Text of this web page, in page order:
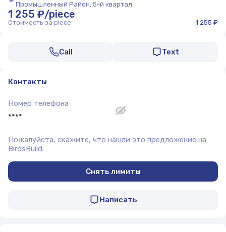
Промышленный Район, 5-й квартал
1 255 ₽/piece
Стоимость за piece 1 255 ₽
Call Text
Контакты
Номер телефона
****
Пожалуйста, скажите, что нашли это предложение на
BirdsBuild.
Снять лимиты
Написать